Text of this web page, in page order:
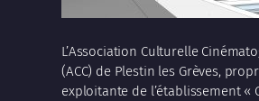
L’Association Culturelle
(ACC) de Plestin les Grèves,
exploitante de l’établissement «